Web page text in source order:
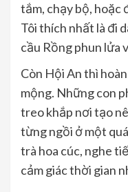
tắm, chạy bộ, hoặc
Tôi thích nhất là đi
cầu Rồng phun lửa
Còn Hội An thì
mộng. Những con
treo khắp nơi tạo
từng ngồi ở một
trà hoa cúc, nghe
cảm giác thời gian